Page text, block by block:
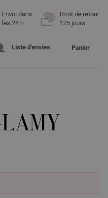
Envoi dans
les 24 h
Droit de retour
125 jours
Liste d'envies Panier